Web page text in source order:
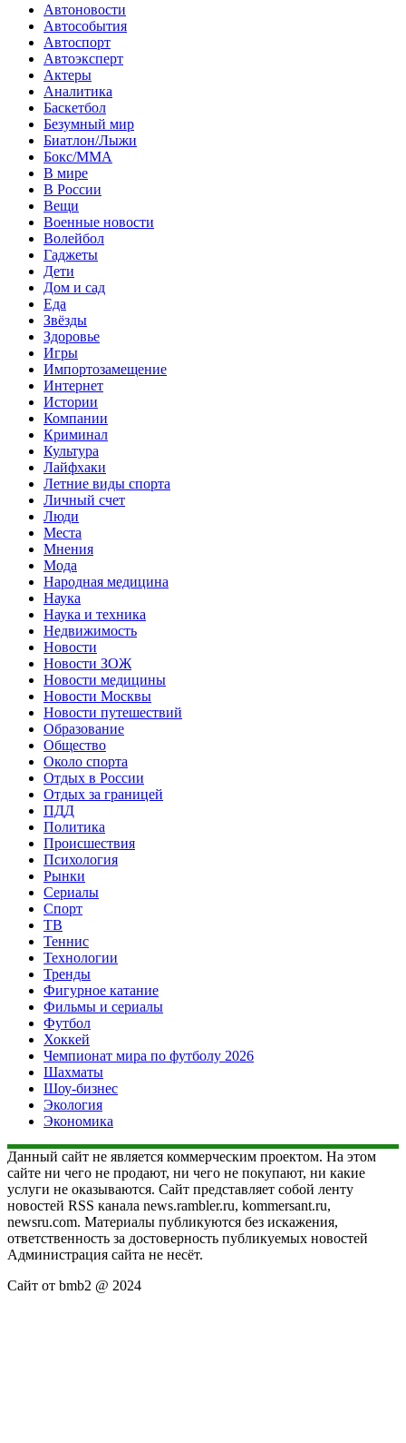
Автоновости
Автособытия
Автоспорт
Автоэксперт
Актеры
Аналитика
Баскетбол
Безумный мир
Биатлон/Лыжи
Бокс/MMA
В мире
В России
Вещи
Военные новости
Волейбол
Гаджеты
Дети
Дом и сад
Еда
Звёзды
Здоровье
Игры
Импортозамещение
Интернет
Истории
Компании
Криминал
Культура
Лайфхаки
Летние виды спорта
Личный счет
Люди
Места
Мнения
Мода
Народная медицина
Наука
Наука и техника
Недвижимость
Новости
Новости ЗОЖ
Новости медицины
Новости Москвы
Новости путешествий
Образование
Общество
Около спорта
Отдых в России
Отдых за границей
ПДД
Политика
Происшествия
Психология
Рынки
Сериалы
Спорт
ТВ
Теннис
Технологии
Тренды
Фигурное катание
Фильмы и сериалы
Футбол
Хоккей
Чемпионат мира по футболу 2026
Шахматы
Шоу-бизнес
Экология
Экономика
Данный сайт не является коммерческим проектом. На этом
сайте ни чего не продают, ни чего не покупают, ни какие
услуги не оказываются. Сайт представляет собой ленту
новостей RSS канала news.rambler.ru, kommersant.ru,
newsru.com. Материалы публикуются без искажения,
ответственность за достоверность публикуемых новостей
Администрация сайта не несёт.
Сайт от bmb2 @ 2024